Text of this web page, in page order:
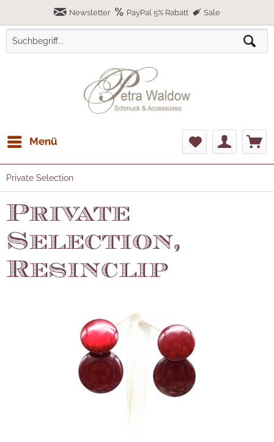
Newsletter PayPal 5% Rabatt Sale
Menü
Private Selection
Private
Selection,
Resinclip